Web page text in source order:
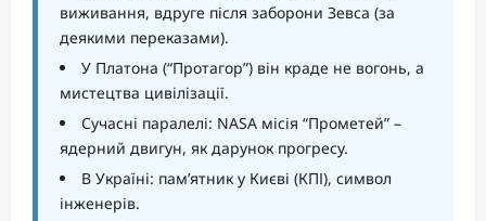
виживання, вдруге після заборони Зевса (за
деякими переказами).
У Платона (“Протагор”) він краде не вогонь, а
мистецтва цивілізації.
Сучасні паралелі: NASA місія “Прометей” –
ядерний двигун, як дарунок прогресу.
В Україні: пам’ятник у Києві (КПІ), символ
інженерів.